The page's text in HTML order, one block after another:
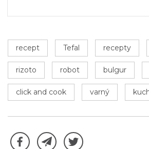
recept Tefal recepty
rizoto robot bulgur
click and cook varný